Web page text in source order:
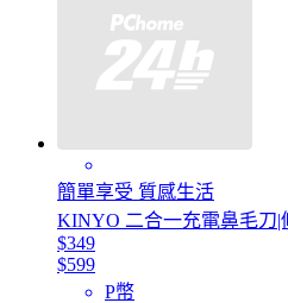
簡單享受 質感生活
KINYO 二合一充電鼻毛刀|
$349
$599
P幣